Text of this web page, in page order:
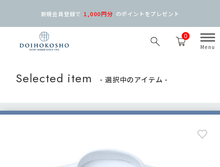
0
新規会員登録で 1,000円分 のポイントをプレゼント
Selected item - 選択中のアイテム -